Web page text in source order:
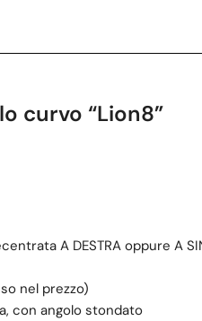
curvo “Lion8”
A DESTRA oppure A
nel prezzo)
con angolo stondato